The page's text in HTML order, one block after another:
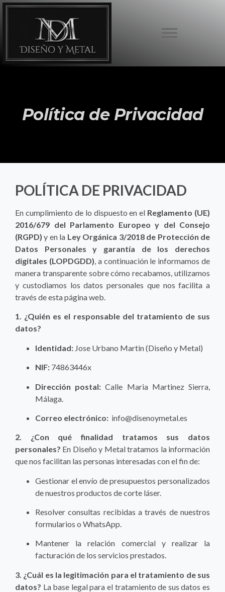
Política de Privacidad
POLÍTICA DE PRIVACIDAD
En cumplimiento de lo dispuesto en el Reglamento (UE)
2016/679 del Parlamento Europeo y del Consejo
(RGPD) y en la Ley Orgánica 3/2018 de Protección de
Datos Personales y garantía de los derechos
digitales (LOPDGDD), a continuación le informamos de
manera transparente sobre cómo recabamos, utilizamos
y custodiamos los datos personales que nos facilita a
través de esta página web.
1. ¿Quién es el responsable del tratamiento de sus
datos?
Identidad: Jose Urbano Martin (Diseño y Metal)
NIF: 74863446x
Dirección postal: Calle Maria Martinez Sierra,
Málaga.
Correo electrónico: info@disenoymetal.es
2. ¿Con qué finalidad tratamos sus datos
personales? En Diseño y Metal tratamos la información
que nos facilitan las personas interesadas con el fin de:
Gestionar el envío de presupuestos personalizados
de nuestros productos de corte láser.
Resolver consultas recibidas a través de nuestros
formularios o WhatsApp.
Mantener la relación comercial y realizar la
facturación de los servicios prestados.
3. ¿Cuál es la legitimación para el tratamiento de sus
datos? La base legal para el tratamiento de sus datos es